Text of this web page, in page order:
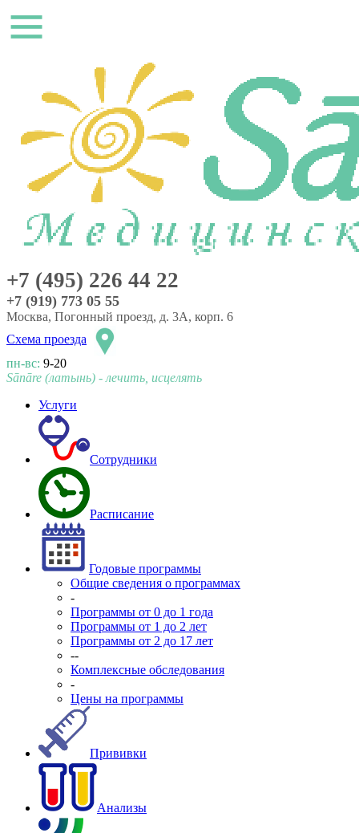
+7 (495) 226 44 22
+7 (919) 773 05 55
Москва, Погонный проезд, д. 3А, корп. 6
Схема проезда
пн-вс: 9-20
Sānāre (латынь) - лечить, исцелять
Услуги
Сотрудники
Расписание
Годовые программы
Общие сведения о программах
-
Программы от 0 до 1 года
Программы от 1 до 2 лет
Программы от 2 до 17 лет
--
Комплексные обследования
-
Цены на программы
Прививки
Анализы